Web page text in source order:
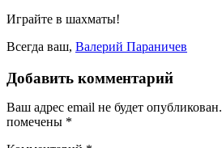
Играйте в шахматы!
Всегда ваш, Валерий Параничев
Добавить комментарий
Ваш адрес email не будет опубликован.
помечены *